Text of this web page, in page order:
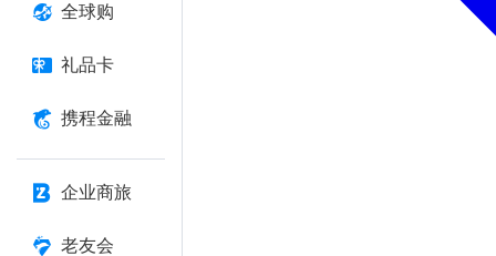
全球购
礼品卡
携程金融
企业商旅
老友会